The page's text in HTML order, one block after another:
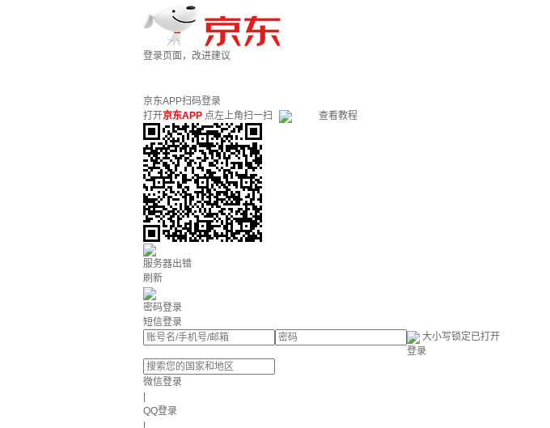
登录页面，改进建议
京东APP扫码登录
打开京东APP 点左上角扫一扫 查看教程
服务器出错
刷新
密码登录
短信登录
大小写锁定已打开
登录
微信登录
QQ登录